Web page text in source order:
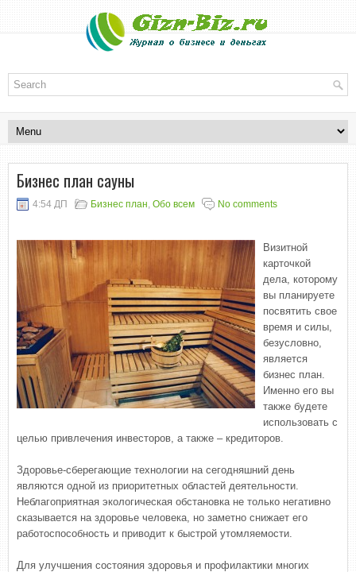
Бизнес план сауны
4:54 ДП Бизнес план, Обо всем No comments
Визитной
карточкой
дела, которому
вы планируете
посвятить свое
время и силы,
безусловно,
является
бизнес план.
Именно его вы
также будете
использовать с
целью привлечения инвесторов, а также – кредиторов.
Здоровье-сберегающие технологии на сегодняшний день
являются одной из приоритетных областей деятельности.
Неблагоприятная экологическая обстановка не только негативно
сказывается на здоровье человека, но заметно снижает его
работоспособность и приводит к быстрой утомляемости.
Для улучшения состояния здоровья и профилактики многих